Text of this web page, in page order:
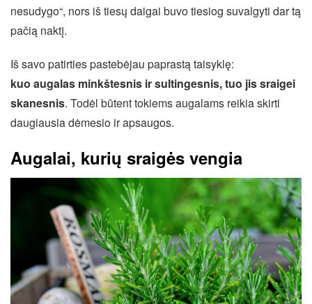
nesudygo“, nors iš tiesų daigai buvo tiesiog suvalgyti dar tą
pačią naktį.
Iš savo patirties pastebėjau paprastą taisyklę:
kuo augalas minkštesnis ir sultingesnis, tuo jis sraigei
skanesnis. Todėl būtent tokiems augalams reikia skirti
daugiausia dėmesio ir apsaugos.
Augalai, kurių sraigės vengia